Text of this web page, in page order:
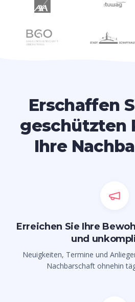
Erschaffen
geschützten
Ihre
Erreichen Sie Ihre
und
Neuigkeiten, Termine und
Nachbarschaft ohnehin